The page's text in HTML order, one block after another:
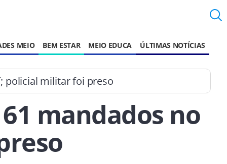
MEIO BEM ESTAR MEIO EDUCA ÚLTIMAS NOTÍCIAS
policial militar foi preso
mandados no